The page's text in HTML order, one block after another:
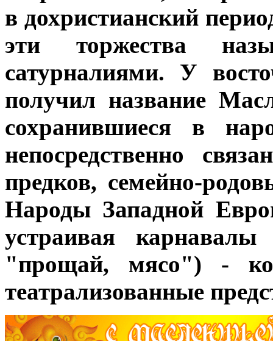
в дохристианский
эти торжества
сатурналиями. У
получил название
сохранившиеся в
непосредственно
предков, семейно-
Народы Западной
устраивая
"прощай, мясо") -
театрализованные